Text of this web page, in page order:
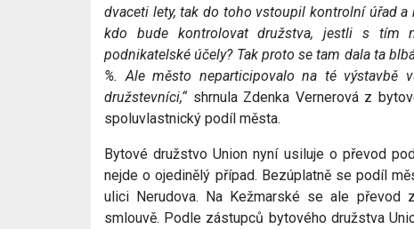
dvaceti lety, tak do toho vstoupil kontrolní úřad
kdo bude kontrolovat družstva, jestli s tím
podnikatelské účely? Tak proto se tam dala ta
%. Ale město neparticipovalo na té výstavbě
družstevníci,“shrnula Zdenka Vernerová z
spoluvlastnický podíl města.
Bytové družstvo Union nyní usiluje o převod
nejde o ojedinělý případ. Bezúplatně se podíl
ulici Nerudova. Na Kežmarské se ale převod
smlouvě. Podle zástupců bytového družstva